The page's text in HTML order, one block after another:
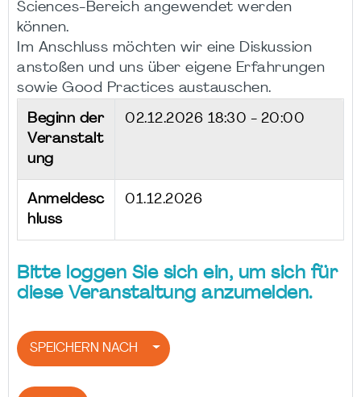
Sciences-Bereich angewendet werden
können.
Im Anschluss möchten wir eine Diskussion
anstoßen und uns über eigene Erfahrungen
sowie Good Practices austauschen.
Beginn der
Veranstalt
ung
02.12.2026 18:30 - 20:00
Anmeldesc
hluss
01.12.2026
Bitte loggen Sie sich ein, um sich für
diese Veranstaltung anzumelden.
SPEICHERN NACH